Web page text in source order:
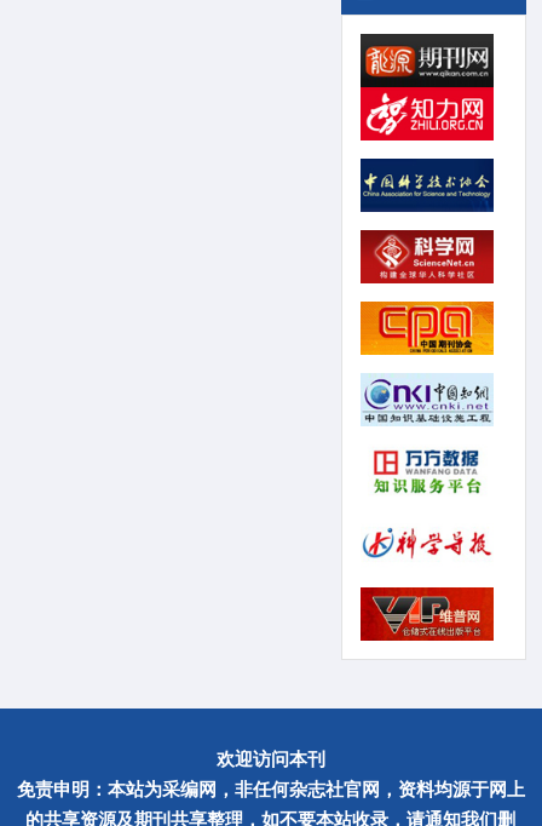
欢迎访问本刊
免责申明：本站为采编网，非任何杂志社官网，资料均源于网上
的共享资源及期刊共享整理，如不要本站收录，请通知我们删